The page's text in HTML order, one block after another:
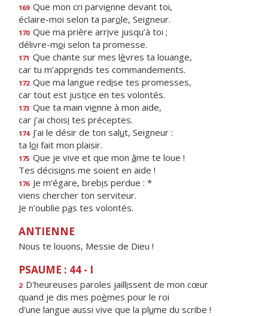
169 Que mon cri parvienne devant toi,
éclaire-moi selon ta parole, Seigneur.
170 Que ma prière arrive jusqu’à toi ;
délivre-moi selon ta promesse.
171 Que chante sur mes lèvres ta louange,
car tu m’apprends tes commandements.
172 Que ma langue redise tes promesses,
car tout est justice en tes volontés.
173 Que ta main vienne à mon aide,
car j’ai choisi tes préceptes.
174 J’ai le désir de ton salut, Seigneur :
ta loi fait mon plaisir.
175 Que je vive et que mon âme te loue !
Tes décisions me soient en aide !
176 Je m’égare, brebis perdue : *
viens chercher ton serviteur.
Je n’oublie pas tes volontés.
ANTIENNE
Nous te louons, Messie de Dieu !
PSAUME : 44 - I
2 D'heureuses paroles jaillissent de mon cœur
quand je dis mes poèmes pour le roi
d'une langue aussi vive que la plume du scribe !